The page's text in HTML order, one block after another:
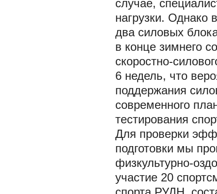
случае,
нагрузки. Однако
два силовых
в конце зимнего
скоростно-
6 недель, что
поддержания
современного
тестирования
Для проверки
подготовки мы
физкультурно-
участие 20